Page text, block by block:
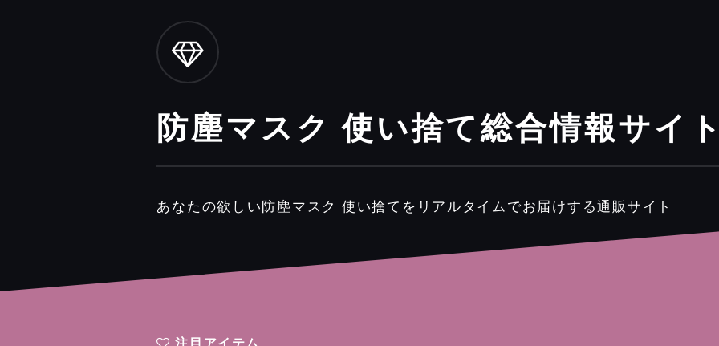
防塵マスク 使い捨て総合情報サイ
あなたの欲しい防塵マスク 使い捨てをリアルタイムでお届けする通販サイト